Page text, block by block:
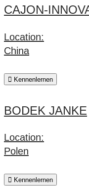
CAJON-
Location:
China
Kennenlernen
BODEK JANKE
Location:
Polen
Kennenlernen